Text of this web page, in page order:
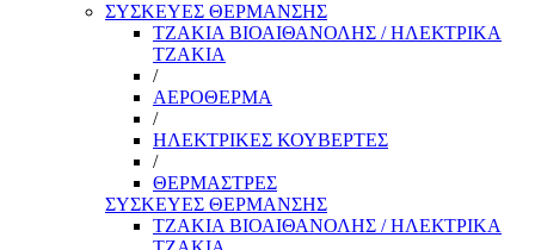
ΣΥΣΚΕΥΕΣ ΘΕΡΜΑΝΣΗΣ
ΤΖΑΚΙΑ ΒΙΟΑΙΘΑΝΟΛΗΣ / ΗΛΕΚΤΡΙΚΑ
ΤΖΑΚΙΑ
/
ΑΕΡΟΘΕΡΜΑ
/
ΗΛΕΚΤΡΙΚΕΣ ΚΟΥΒΕΡΤΕΣ
/
ΘΕΡΜΑΣΤΡΕΣ
ΣΥΣΚΕΥΕΣ ΘΕΡΜΑΝΣΗΣ
ΤΖΑΚΙΑ ΒΙΟΑΙΘΑΝΟΛΗΣ / ΗΛΕΚΤΡΙΚΑ